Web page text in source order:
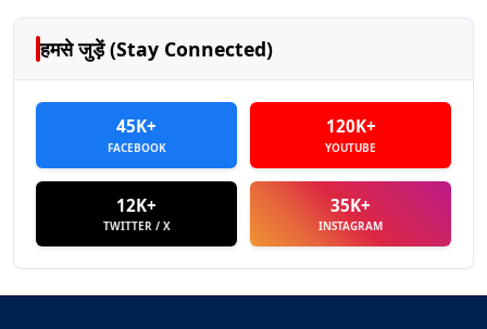
हमसे जुड़ें (Stay Connected)
45K+
FACEBOOK
120K+
YOUTUBE
12K+
TWITTER / X
35K+
INSTAGRAM